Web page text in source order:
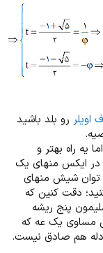
اویلر رو بلد باشید
یه راه بهتر و
در ایکس منهای یک
توان شیش منهای
دقت کنین که
پنج ریشه
مساوی یک عه که
هم صادق نیست.